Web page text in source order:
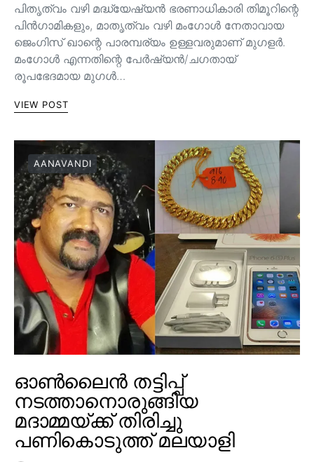
പിതൃത്വം വഴി മദ്ധ്യേഷ്യൻ ഭരണാധികാരി തിമൂറിന്റെ
പിൻ‌ഗാമികളും, മാതൃത്വം വഴി മംഗോൾ നേതാവായ
ജെംഗിസ് ഖാന്റെ പാരമ്പര്യം ഉള്ളവരുമാണ്‌ മുഗളർ.
മംഗോൾ എന്നതിന്റെ പേർഷ്യൻ/ചഗതായ്
രൂപഭേദമായ മുഗൾ…
VIEW POST
AANAVANDI
ഓൺലൈൻ തട്ടിപ്പ്
നടത്താനൊരുങ്ങിയ
മദാമ്മയ്ക്ക് തിരിച്ചു
പണികൊടുത്ത് മലയാളി